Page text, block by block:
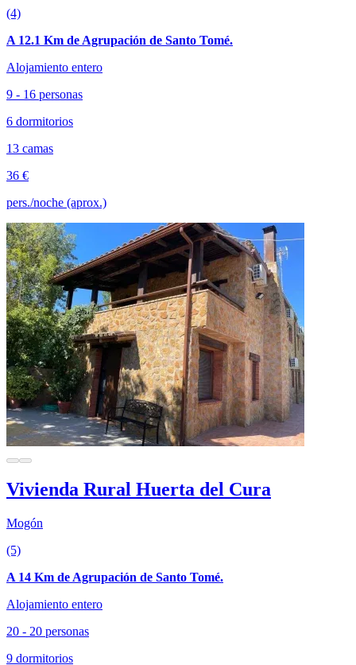
(4)
A 12.1 Km de Agrupación de Santo Tomé.
Alojamiento entero
9 - 16 personas
6 dormitorios
13 camas
36 €
pers./noche (aprox.)
Vivienda Rural Huerta del Cura
Mogón
(5)
A 14 Km de Agrupación de Santo Tomé.
Alojamiento entero
20 - 20 personas
9 dormitorios